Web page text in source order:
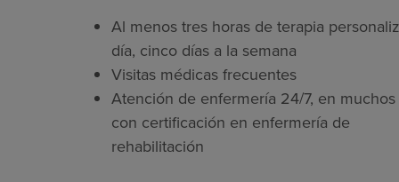
Al menos tres horas de terapia
día, cinco días a la semana
Visitas médicas frecuentes
Atención de enfermería 24/7, en muchos
con certificación en enfermería de
rehabilitación